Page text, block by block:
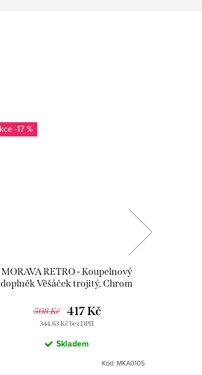
-17 %
MORAVA RETRO - Koupelnový
doplněk Věšáček trojitý, Chrom
508 Kč
344,63 Kč bez DPH
417 Kč
Skladem
Kód: MKA0105